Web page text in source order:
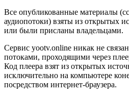
Все опубликованные материалы
аудиопотоки) взяты из открытых
или были присланы владельцами.
Сервис yootv.online никак не
потоками, проходящими через
Код плеера взят из открытых
исключительно на компьютере
посредством интернет-браузера.